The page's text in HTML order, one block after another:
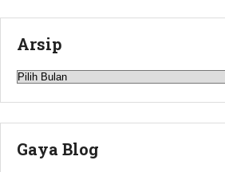
Arsip
Arsip
Gaya Blog